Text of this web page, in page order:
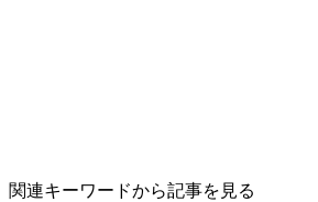
関連キーワードから記事を見る